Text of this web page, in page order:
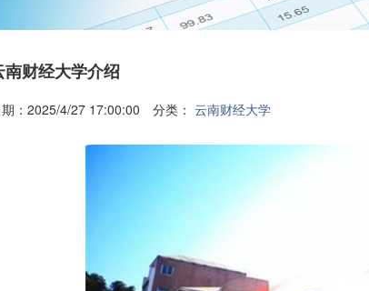
南财经大学介绍
期：2025/4/27 17:00:00 分类： 云南财经大学